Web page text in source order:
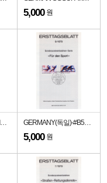
5,000 원
GERMAN OCCUPATION STAMPS(베르린)-#9N428-50pf-TARGET AND ARROWS(타겟, 화살)-기념인 멕시멈카드(MAXIMUMCARD)-1979.7.12일 GERMANY(독일)-#B562~3(2종)-HANNDBALL AND CANOEING(핸드볼, 카누)-기념인 멕시멈카드(MAXIMUMCARD)-1979.4.5일
5,000 원